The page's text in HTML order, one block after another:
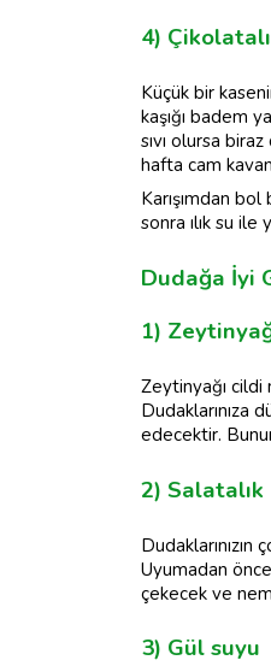
4)
Küçük bir
kaşığı badem
sıvı olursa
hafta cam
Karışımdan
sonra ılık su ile
Dudağa İyi
1)
Zeytinyağı cildi
Dudaklarınıza
edecektir.
2) Salatalık
Dudaklarınızın
Uyumadan
çekecek ve
3) Gül suyu